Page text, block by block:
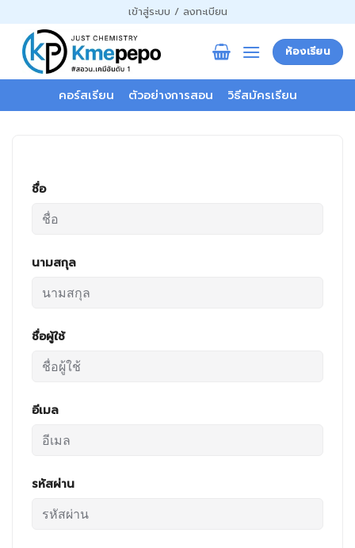
ไป
เนื้อหา
เข้าสู่ระบบ / ลงทะเบียน
ห้องเรียน
คอร์สเรียน ตัวอย่างการสอน วิธีสมัครเรียน
ชื่อ
นามสกุล
ชื่อผู้ใช้
อีเมล
รหัสผ่าน